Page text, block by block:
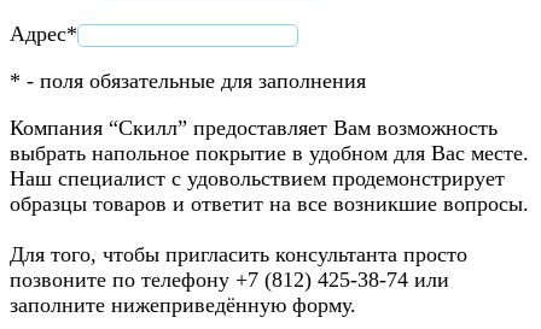
Адрес*
* - поля обязательные для заполнения
Компания “Скилл” предоставляет Вам возможность
выбрать напольное покрытие в удобном для Вас месте.
Наш специалист с удовольствием продемонстрирует
образцы товаров и ответит на все возникшие вопросы.
Для того, чтобы пригласить консультанта просто
позвоните по телефону +7 (812) 425-38-74 или
заполните нижеприведённую форму.